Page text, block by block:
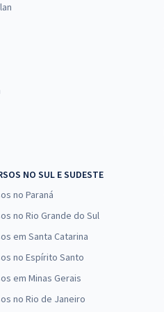
NO SUL E SUDESTE
no Paraná
no Rio Grande do Sul
em Santa Catarina
no Espírito Santo
em Minas Gerais
no Rio de Janeiro